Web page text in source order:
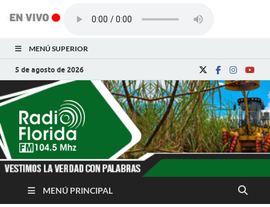
MENÚ SUPERIOR
5 de agosto de 2026
Radio Florida de
Cuba
Noticias y Actualidades de Florida, Camagüey,
MENÚ PRINCIPAL